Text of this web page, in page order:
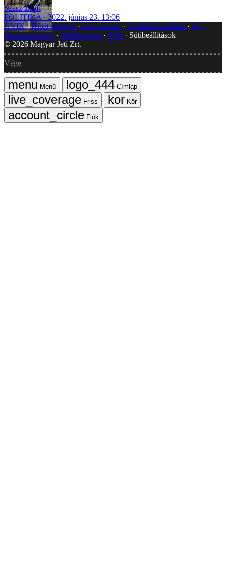
Szász Zsófi
POLITIKA
2022. június 23. 13:06
GYIK Hibát jelentek Impresszum Javítások kezelése
Jogi
dokumentumok
Médiaajánlat RSS
Sütibeállítások
© 2026 Magyar Jeti Zrt.
Vége
Menü
Címlap
Friss
Kör
Fiók